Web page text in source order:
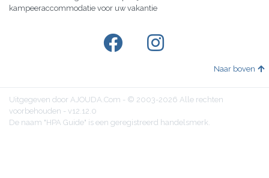
kampeeraccommodatie voor uw vakantie
Naar boven
Uitgegeven door AJOUDA.Com - © 2003-2026 Alle rechten
voorbehouden - v12.12.0
De naam "HPA Guide" is een geregistreerd handelsmerk.